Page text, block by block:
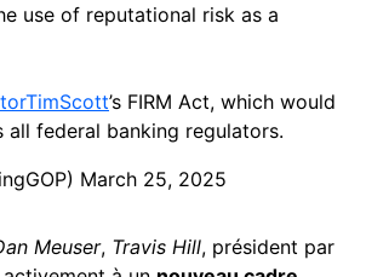
use of reputational risk as a
’s FIRM Act, which would
federal banking regulators.
March 25, 2025
Meuser, Travis Hill, président par